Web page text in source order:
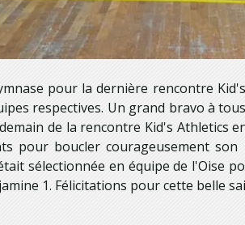
pour la dernière rencontre
respectives. Un grand bravo à
de la rencontre Kid's Athletics
pour boucler courageusement
sélectionnée en équipe de l'Oise
1. Félicitations pour cette belle